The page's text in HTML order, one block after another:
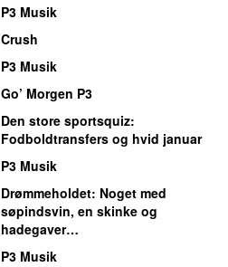
P3 Musik
Crush
P3 Musik
Go’ Morgen P3
Den store sportsquiz:
Fodboldtransfers og hvid januar
P3 Musik
Drømmeholdet: Noget med
søpindsvin, en skinke og
hadegaver…
P3 Musik